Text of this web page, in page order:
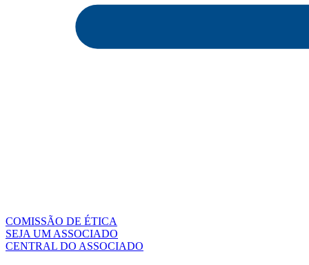
COMISSÃO DE ÉTICA
SEJA UM ASSOCIADO
CENTRAL DO ASSOCIADO